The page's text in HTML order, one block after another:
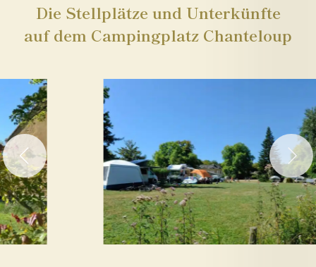
Die Stellplätze und Unterkünfte
auf dem Campingplatz Chanteloup